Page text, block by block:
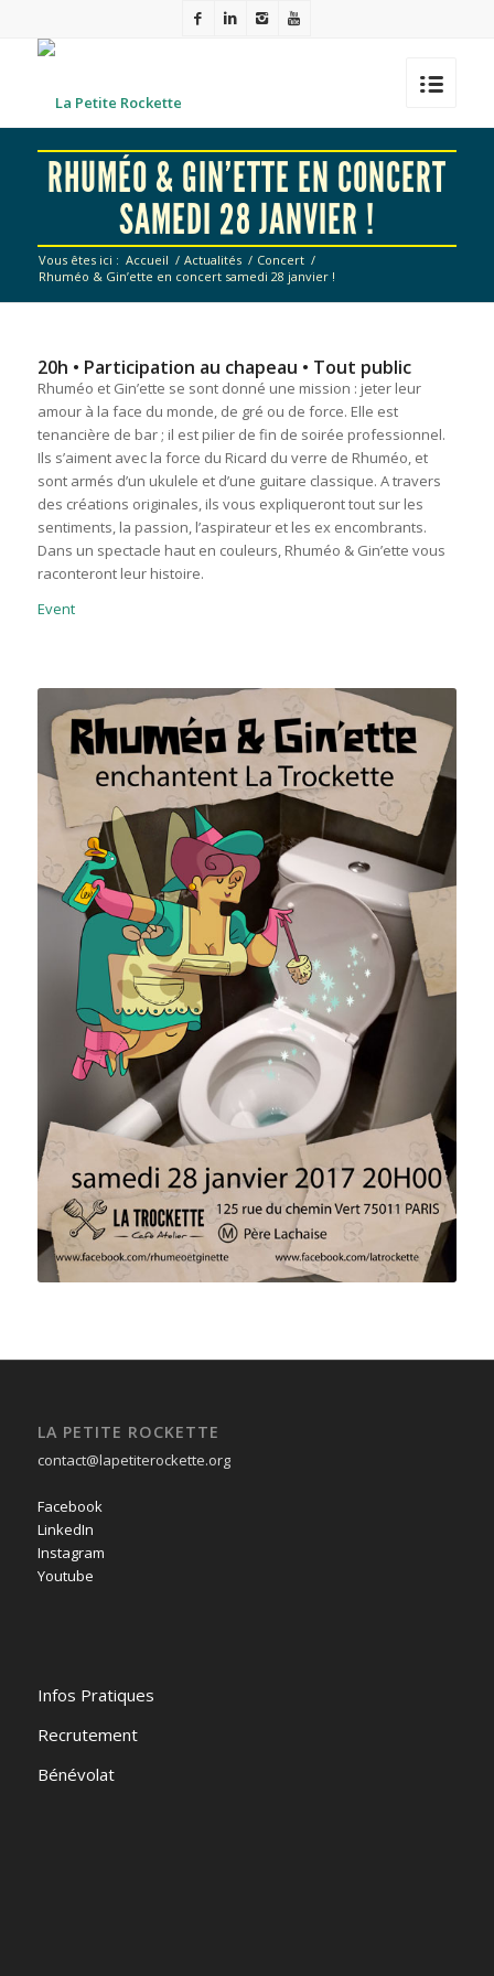
RHUMÉO & GIN’ETTE EN CONCERT
SAMEDI 28 JANVIER !
Vous êtes ici : Accueil / Actualités / Concert /
Rhuméo & Gin’ette en concert samedi 28 janvier !
20h • Participation au chapeau • Tout public
Rhuméo et Gin’ette se sont donné une mission : jeter leur
amour à la face du monde, de gré ou de force. Elle est
tenancière de bar ; il est pilier de fin de soirée professionnel.
Ils s’aiment avec la force du Ricard du verre de Rhuméo, et
sont armés d’un ukulele et d’une guitare classique. A travers
des créations originales, ils vous expliqueront tout sur les
sentiments, la passion, l’aspirateur et les ex encombrants.
Dans un spectacle haut en couleurs, Rhuméo & Gin’ette vous
raconteront leur histoire.
Event
LA PETITE ROCKETTE
contact@lapetiterockette.org
Facebook
LinkedIn
Instagram
Youtube
Infos Pratiques
Recrutement
Bénévolat